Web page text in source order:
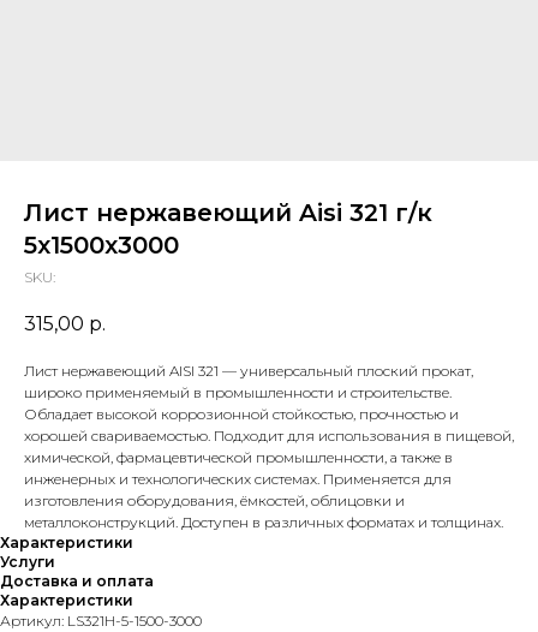
Лист нержавеющий Aisi 321 г/к
5х1500х3000
SKU:
315,00 р.
Лист нержавеющий AISI 321 — универсальный плоский прокат,
широко применяемый в промышленности и строительстве.
Обладает высокой коррозионной стойкостью, прочностью и
хорошей свариваемостью. Подходит для использования в пищевой,
химической, фармацевтической промышленности, а также в
инженерных и технологических системах. Применяется для
изготовления оборудования, ёмкостей, облицовки и
металлоконструкций. Доступен в различных форматах и толщинах.
Характеристики
Услуги
Доставка и оплата
Характеристики
Артикул: LS321H-5-1500-3000